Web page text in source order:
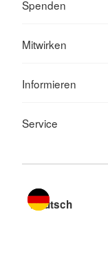
Spenden
Mitwirken
Informieren
Service
Sprache wechseln